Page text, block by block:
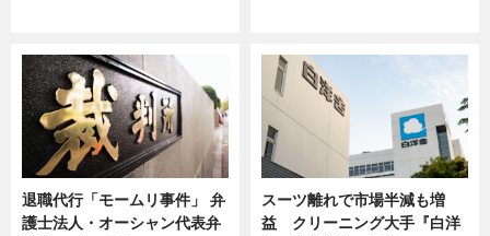
退職代行「モームリ事件」 弁
護士法人・オーシャン代表弁
スーツ離れで市場半減も増
益 クリーニング大手『白洋